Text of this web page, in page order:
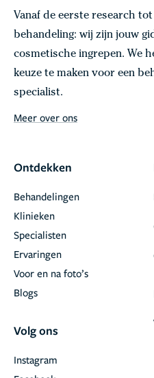
Vanaf de eerste research
behandeling: wij zijn jouw
cosmetische ingrepen. We
keuze te maken voor een
specialist.
Meer over ons
Ontdekken
Behandelingen
Klinieken
Specialisten
Ervaringen
Voor en na foto’s
Blogs
Volg ons
Instagram